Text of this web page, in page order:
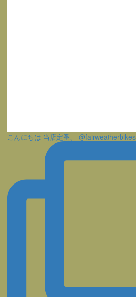
こんにちは 当店定番、 @fairweatherbikes